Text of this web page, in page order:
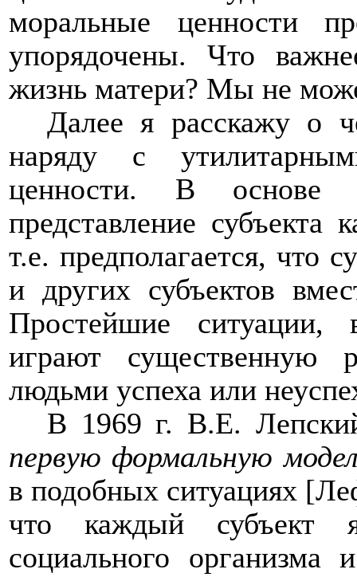
моральные ценности
упорядочены. Что
жизнь матери? Мы не
Далее я расскажу о
наряду с
ценности. В основе
представление субъекта
т.е. предполагается, что
и других субъектов
Простейшие
играют существенную
людьми успеха или
В 1969 г. В.Е.
первую формальную
в подобных ситуациях
что каждый субъект
социального организма